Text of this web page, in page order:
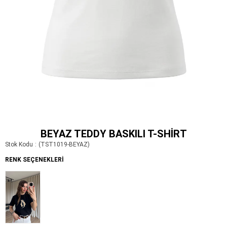
BEYAZ TEDDY BASKILI T-SHIRT
Stok Kodu (TST1019-BEYAZ)
RENK SEÇENEKLERI